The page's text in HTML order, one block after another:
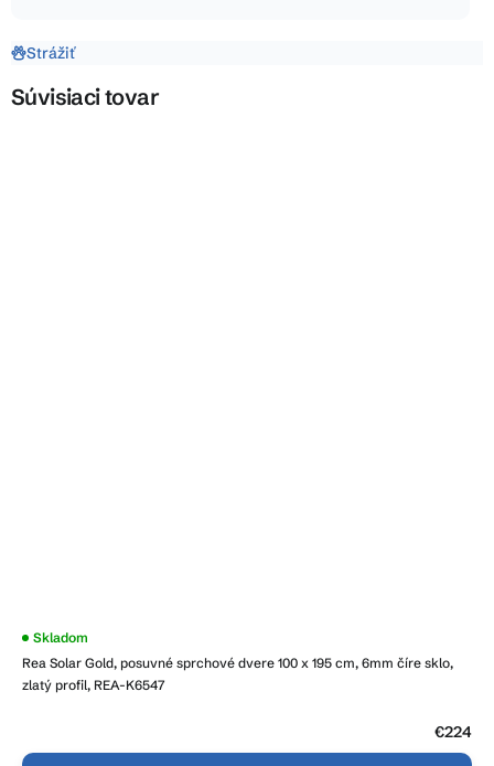
Strážiť
Súvisiaci tovar
Rea Solar Gold, posuvné sprchové dvere 100 x 195 cm, 6mm číre sklo,
zlatý profil, REA-K6547
Skladom
€224